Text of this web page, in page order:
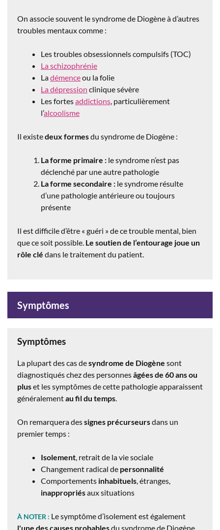
On associe souvent le syndrome de Diogène à d’autres
troubles mentaux comme :
Les troubles obsessionnels compulsifs (TOC)
La schizophrénie
Ladémenceou la folie
La dépression clinique sévère
Les fortesaddictions, particulièrement
l’alcoolisme
Il existedeux formesdu syndrome de Diogène :
La forme primaire : le syndrome n’est pas
déclenché par une autre pathologie
La forme secondaire : le syndrome résulte
d’une pathologie antérieure ou toujours
présente
Il est difficile d’être « guéri » de ce trouble mental, bien
que ce soit possible. Le soutien de l’entourage joue un
rôle clé dans le traitement du patient.
Symptômes
Symptômes
La plupart des cas desyndrome de Diogène sont
diagnostiqués chez des personnesâgées de 60 ans ou
pluset les symptômes de cette pathologie apparaissent
généralementau fil du temps.
On remarquera dessignes précurseursdans un
premier temps :
Isolement, retrait de la vie sociale
Changement radical de personnalité
Comportements inhabituels, étranges,
inappropriésaux situations
À NOTER : Le symptôme d’isolement est également
l'une des causes probablesdu syndrome de Diogène.